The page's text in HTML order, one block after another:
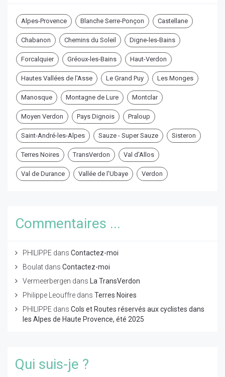
Alpes-Provence Blanche Serre-Ponçon Castellane
Chabanon Chemins du Soleil Digne-les-Bains
Forcalquier Gréoux-les-Bains Haut-Verdon
Hautes Vallées de l'Asse Le Grand Puy Les Monges
Manosque Montagne de Lure Montclar
Moyen Verdon Pays Dignois Praloup
Saint-André-les-Alpes Sauze - Super Sauze Sisteron
Terres Noires TransVerdon Val d'Allos
Val de Durance Vallée de l'Ubaye Verdon
Commentaires ...
PHILIPPE dans Contactez-moi
Boulat dans Contactez-moi
Vermeerbergen dans
La TransVerdon
Philippe Leouffre dans Terres Noires
PHILIPPE dans Cols et Routes réservés aux cyclistes dans
les Alpes de Haute Provence, été 2025
Qui suis-je ?